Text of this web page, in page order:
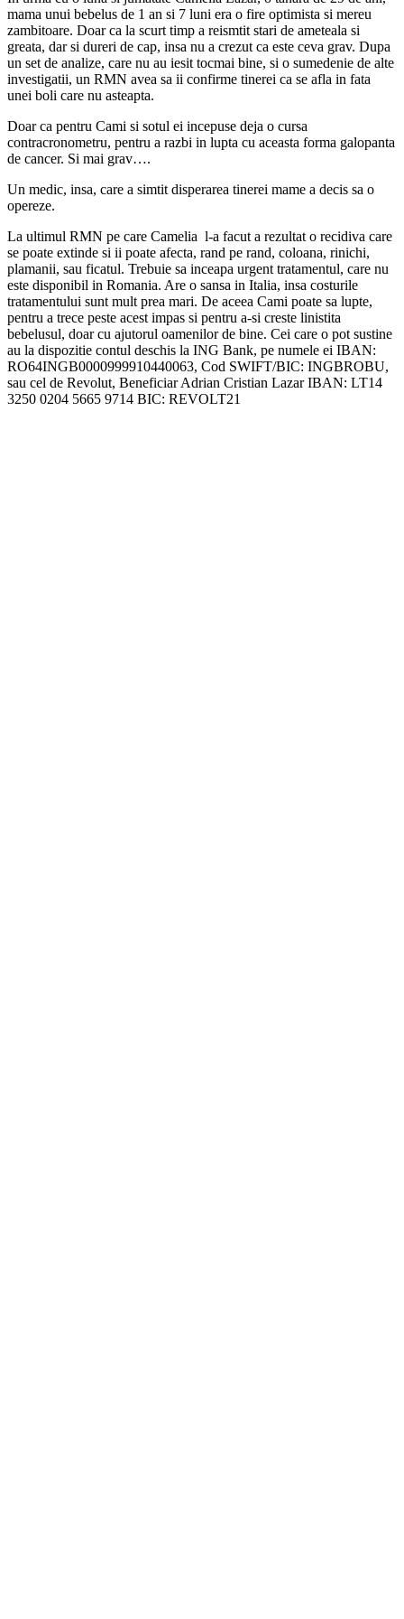
mama unui bebelus de 1 an si 7 luni era o fire optimista si mereu
zambitoare. Doar ca la scurt timp a reismtit stari de ameteala si
greata, dar si dureri de cap, insa nu a crezut ca este ceva grav. Dupa
un set de analize, care nu au iesit tocmai bine, si o sumedenie de alte
investigatii, un RMN avea sa ii confirme tinerei ca se afla in fata
unei boli care nu asteapta.
Doar ca pentru Cami si sotul ei incepuse deja o cursa
contracronometru, pentru a razbi in lupta cu aceasta forma galopanta
de cancer. Si mai grav….
Un medic, insa, care a simtit disperarea tinerei mame a decis sa o
opereze.
La ultimul RMN pe care Camelia l-a facut a rezultat o recidiva care
se poate extinde si ii poate afecta, rand pe rand, coloana, rinichi,
plamanii, sau ficatul. Trebuie sa inceapa urgent tratamentul, care nu
este disponibil in Romania. Are o sansa in Italia, insa costurile
tratamentului sunt mult prea mari. De aceea Cami poate sa lupte,
pentru a trece peste acest impas si pentru a-si creste linistita
bebelusul, doar cu ajutorul oamenilor de bine. Cei care o pot sustine
au la dispozitie contul deschis la ING Bank, pe numele ei IBAN:
RO64INGB0000999910440063, Cod SWIFT/BIC: INGBROBU,
sau cel de Revolut, Beneficiar Adrian Cristian Lazar IBAN: LT14
3250 0204 5665 9714 BIC: REVOLT21